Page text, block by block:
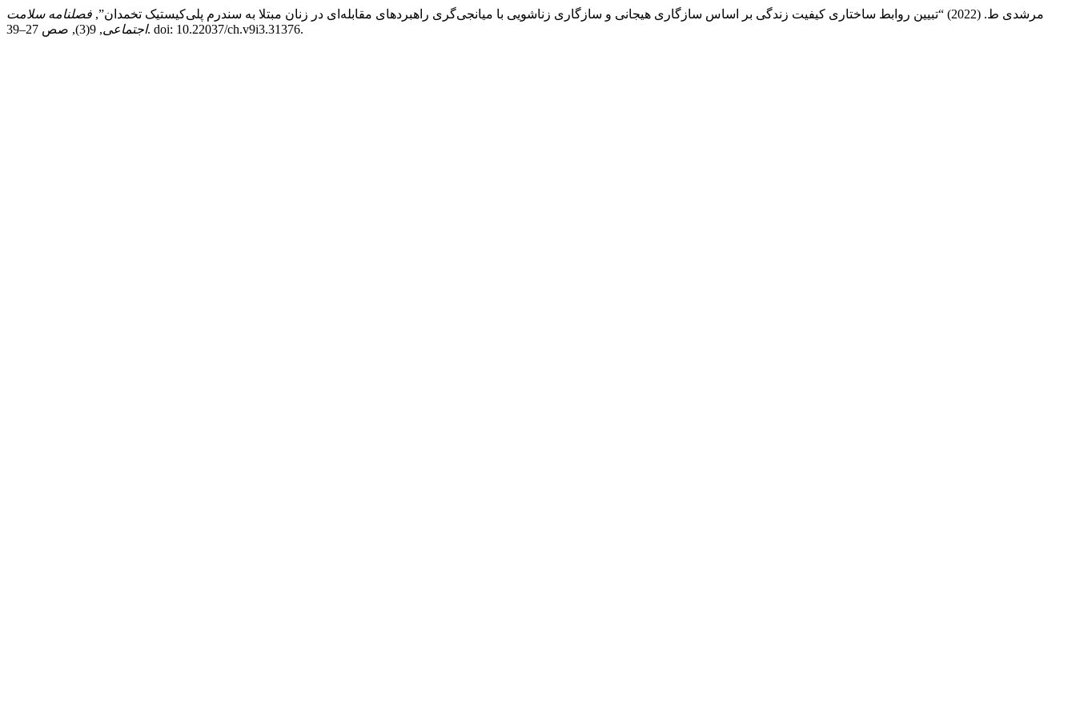
مرشدی ط. (2022) “تبیین روابط ساختاری کیفیت زندگی بر اساس سازگاری هیجانی و سازگاری زناشویی با میانجی‌گری راهبردهای مقابله‌ای در زنان مبتلا به سندرم پلی‌کیستیک تخمدان”,
فصلنامه سلامت
اجتماعی, 9(3), صص 27–39. doi: 10.22037/ch.v9i3.31376.